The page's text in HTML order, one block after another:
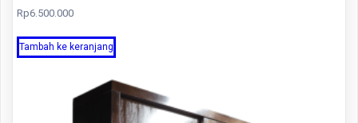
Rp6.500.000
Tambah ke keranjang